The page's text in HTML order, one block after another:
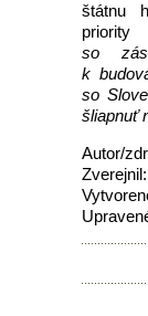
štátnu
so
k
so
šliapnuť
Autor/